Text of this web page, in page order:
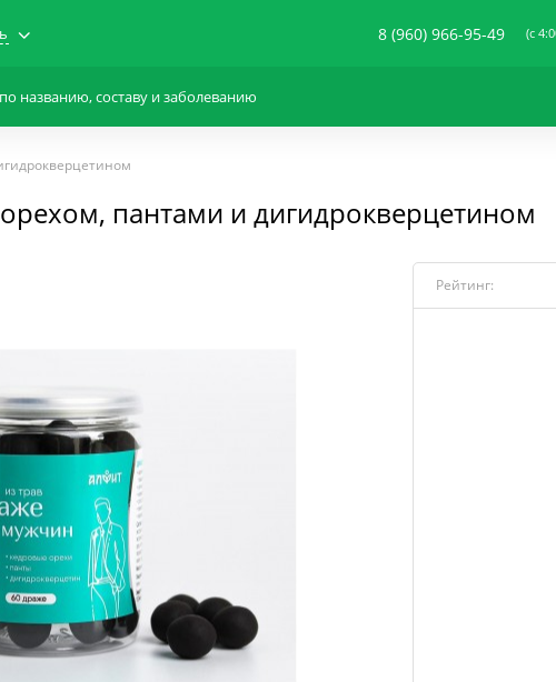
8 (960) 966-95-49 (c
пантами и дигидрокверцетином
Рейтинг: